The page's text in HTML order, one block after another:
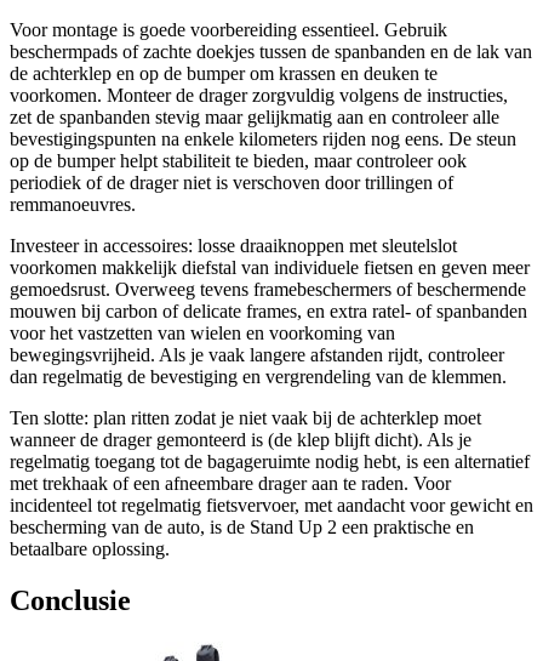
Voor montage is goede voorbereiding essentieel. Gebruik
beschermpads of zachte doekjes tussen de spanbanden en de lak van
de achterklep en op de bumper om krassen en deuken te
voorkomen. Monteer de drager zorgvuldig volgens de instructies,
zet de spanbanden stevig maar gelijkmatig aan en controleer alle
bevestigingspunten na enkele kilometers rijden nog eens. De steun
op de bumper helpt stabiliteit te bieden, maar controleer ook
periodiek of de drager niet is verschoven door trillingen of
remmanoeuvres.
Investeer in accessoires: losse draaiknoppen met sleutelslot
voorkomen makkelijk diefstal van individuele fietsen en geven meer
gemoedsrust. Overweeg tevens framebeschermers of beschermende
mouwen bij carbon of delicate frames, en extra ratel- of spanbanden
voor het vastzetten van wielen en voorkoming van
bewegingsvrijheid. Als je vaak langere afstanden rijdt, controleer
dan regelmatig de bevestiging en vergrendeling van de klemmen.
Ten slotte: plan ritten zodat je niet vaak bij de achterklep moet
wanneer de drager gemonteerd is (de klep blijft dicht). Als je
regelmatig toegang tot de bagageruimte nodig hebt, is een alternatief
met trekhaak of een afneembare drager aan te raden. Voor
incidenteel tot regelmatig fietsvervoer, met aandacht voor gewicht en
bescherming van de auto, is de Stand Up 2 een praktische en
betaalbare oplossing.
Conclusie